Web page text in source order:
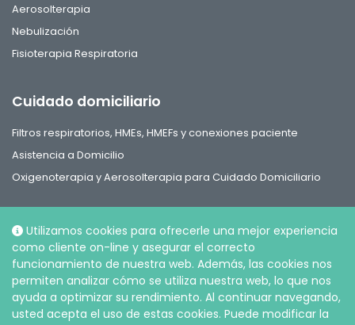
Utilizamos cookies para ofrecerle una mejor experiencia
como cliente on-line y asegurar el correcto
funcionamiento de nuestra web. Además, las cookies nos
permiten analizar cómo se utiliza nuestra web, lo que nos
ayuda a optimizar su rendimiento. Al continuar navegando,
usted acepta el uso de estas cookies. Puede modificar la
Aerosolterapia
Nebulización
Fisioterapia Respiratoria
Cuidado domiciliario
Filtros respiratorios, HMEs, HMEFs y conexiones paciente
Asistencia a Domicilio
Oxigenoterapia y Aerosolterapia para Cuidado Domiciliario
Social